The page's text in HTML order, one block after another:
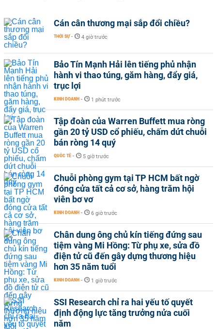
Cán cân thương mại sắp đổi chiều?
THỜI SỰ - 4 giờ trước
Bảo Tín Mạnh Hải lên tiếng phủ nhận
hành vi thao túng, găm hàng, đẩy giá,
trục lợi
KINH DOANH - 1 phút trước
Tập đoàn của Warren Buffett mua ròng
gần 20 tỷ USD cổ phiếu, chấm dứt chuỗi
bán ròng 14 quý
QUỐC TẾ - 5 giờ trước
Chuỗi phòng gym tại TP HCM bất ngờ
đóng cửa tất cả cơ sở, hàng trăm hội
viên bơ vơ
KINH DOANH - 6 giờ trước
Chân dung ông chủ kín tiếng đứng sau
tiệm vàng Mi Hồng: Từ phụ xe, sửa đồ
điện tử cũ đến gây dựng thương hiệu
hơn 35 năm tuổi
KINH DOANH - 1 giờ trước
SSI Research chỉ ra hai yếu tố quyết
định động lực tăng trưởng nửa cuối
năm